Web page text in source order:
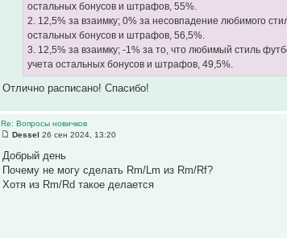
остальных бонусов и штрафов, 55%.
2. 12,5% за взаимку; 0% за несовпадение любимого
остальных бонусов и штрафов, 56,5%.
3. 12,5% за взаимку; -1% за то, что любимый стиль
учета остальных бонусов и штрафов, 49,5%.
Отлично расписано! Спасибо!
Re: Вопросы новичков
Dessel 26 сен 2024, 13:20
Добрый день
Почему не могу сделать Rm/Lm из Rm/Rf?
Хотя из Rm/Rd такое делается